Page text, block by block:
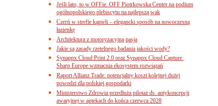
Jeśli lato, to w OFFie. OFF Piotrkowska Center na podium
ogólnopolskiego plebiscytu na najlepszą wak
Czerń w strefie kąpieli – elegancki sposób na nowoczesną
łazienkę
Architektura z motoryzacyjną pasją
Jakie są zasady rzetelnego badania jakości wody?
Synappx Cloud Print 2.0 oraz Synappx Cloud Capture.
Sharp Europe wzmacnia ekosystem rozwiązań
Raport Allianz Trade: potencjalny koszt kolejnej dużej
powodzi dla polskiej gospodarki
Ministerstwo Zdrowia przedłuża pilotaż ds. antykoncepcji
awaryjnej w aptekach do końca czerwca 2028